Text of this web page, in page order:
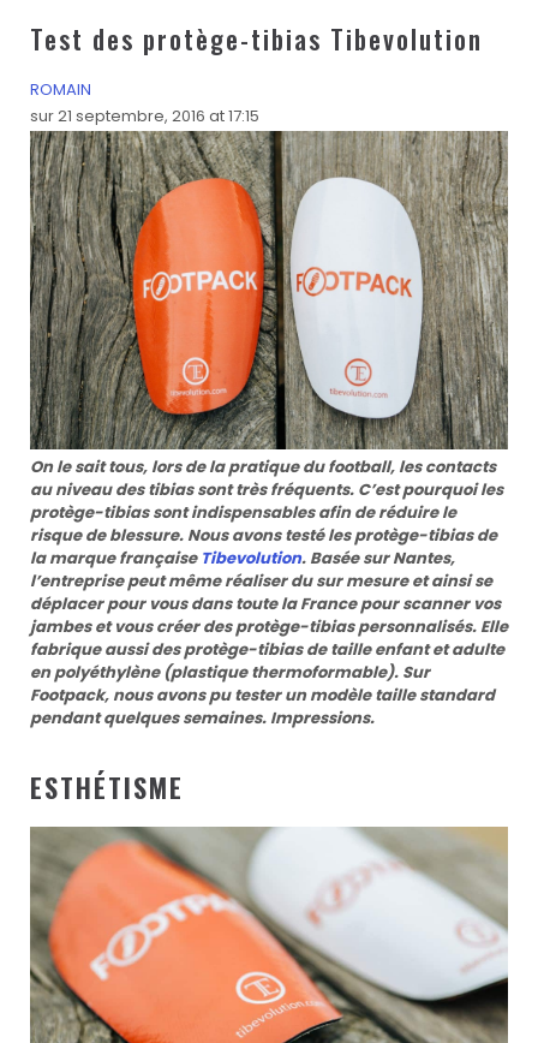
Test des protège-tibias Tibevolution
ROMAIN
sur 21 septembre, 2016 at 17:15
On le sait tous, lors de la pratique du football, les contacts
au niveau des tibias sont très fréquents. C’est pourquoi les
protège-tibias sont indispensables afin de réduire le
risque de blessure. Nous avons testé les protège-tibias de
la marque française Tibevolution. Basée sur Nantes,
l’entreprise peut même réaliser du sur mesure et ainsi se
déplacer pour vous dans toute la France pour scanner vos
jambes et vous créer des protège-tibias personnalisés. Elle
fabrique aussi des protège-tibias de taille enfant et adulte
en polyéthylène (plastique thermoformable). Sur
Footpack, nous avons pu tester un modèle taille standard
pendant quelques semaines. Impressions.
ESTHÉTISME